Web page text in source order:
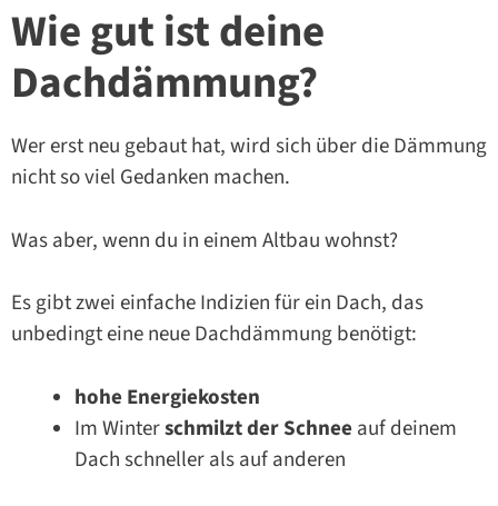
Wie gut ist deine
Dachdämmung?
Wer erst neu gebaut hat, wird sich über die Dämmung
nicht so viel Gedanken machen.
Was aber, wenn du in einem Altbau wohnst?
Es gibt zwei einfache Indizien für ein Dach, das
unbedingt eine neue Dachdämmung benötigt:
hohe Energiekosten
Im Winterschmilzt der Schnee auf deinem
Dach schneller als auf anderen